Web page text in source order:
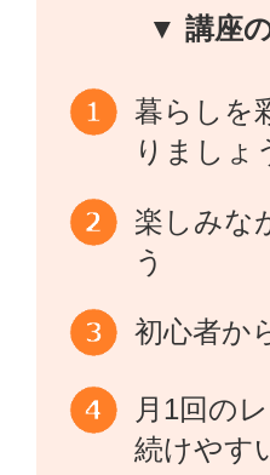
▼ 講座
暮らしを
りましょ
楽しみな
う
初心者か
月1回の
続けやす